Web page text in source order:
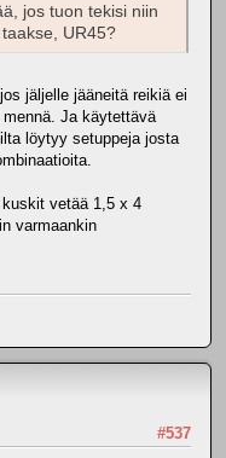
jos tuon tekisi niin
UR45?
jäljelle jääneitä reikiä ei
Ja käytettävä
löytyy setuppeja josta
vetää 1,5 x 4
varmaankin
#537